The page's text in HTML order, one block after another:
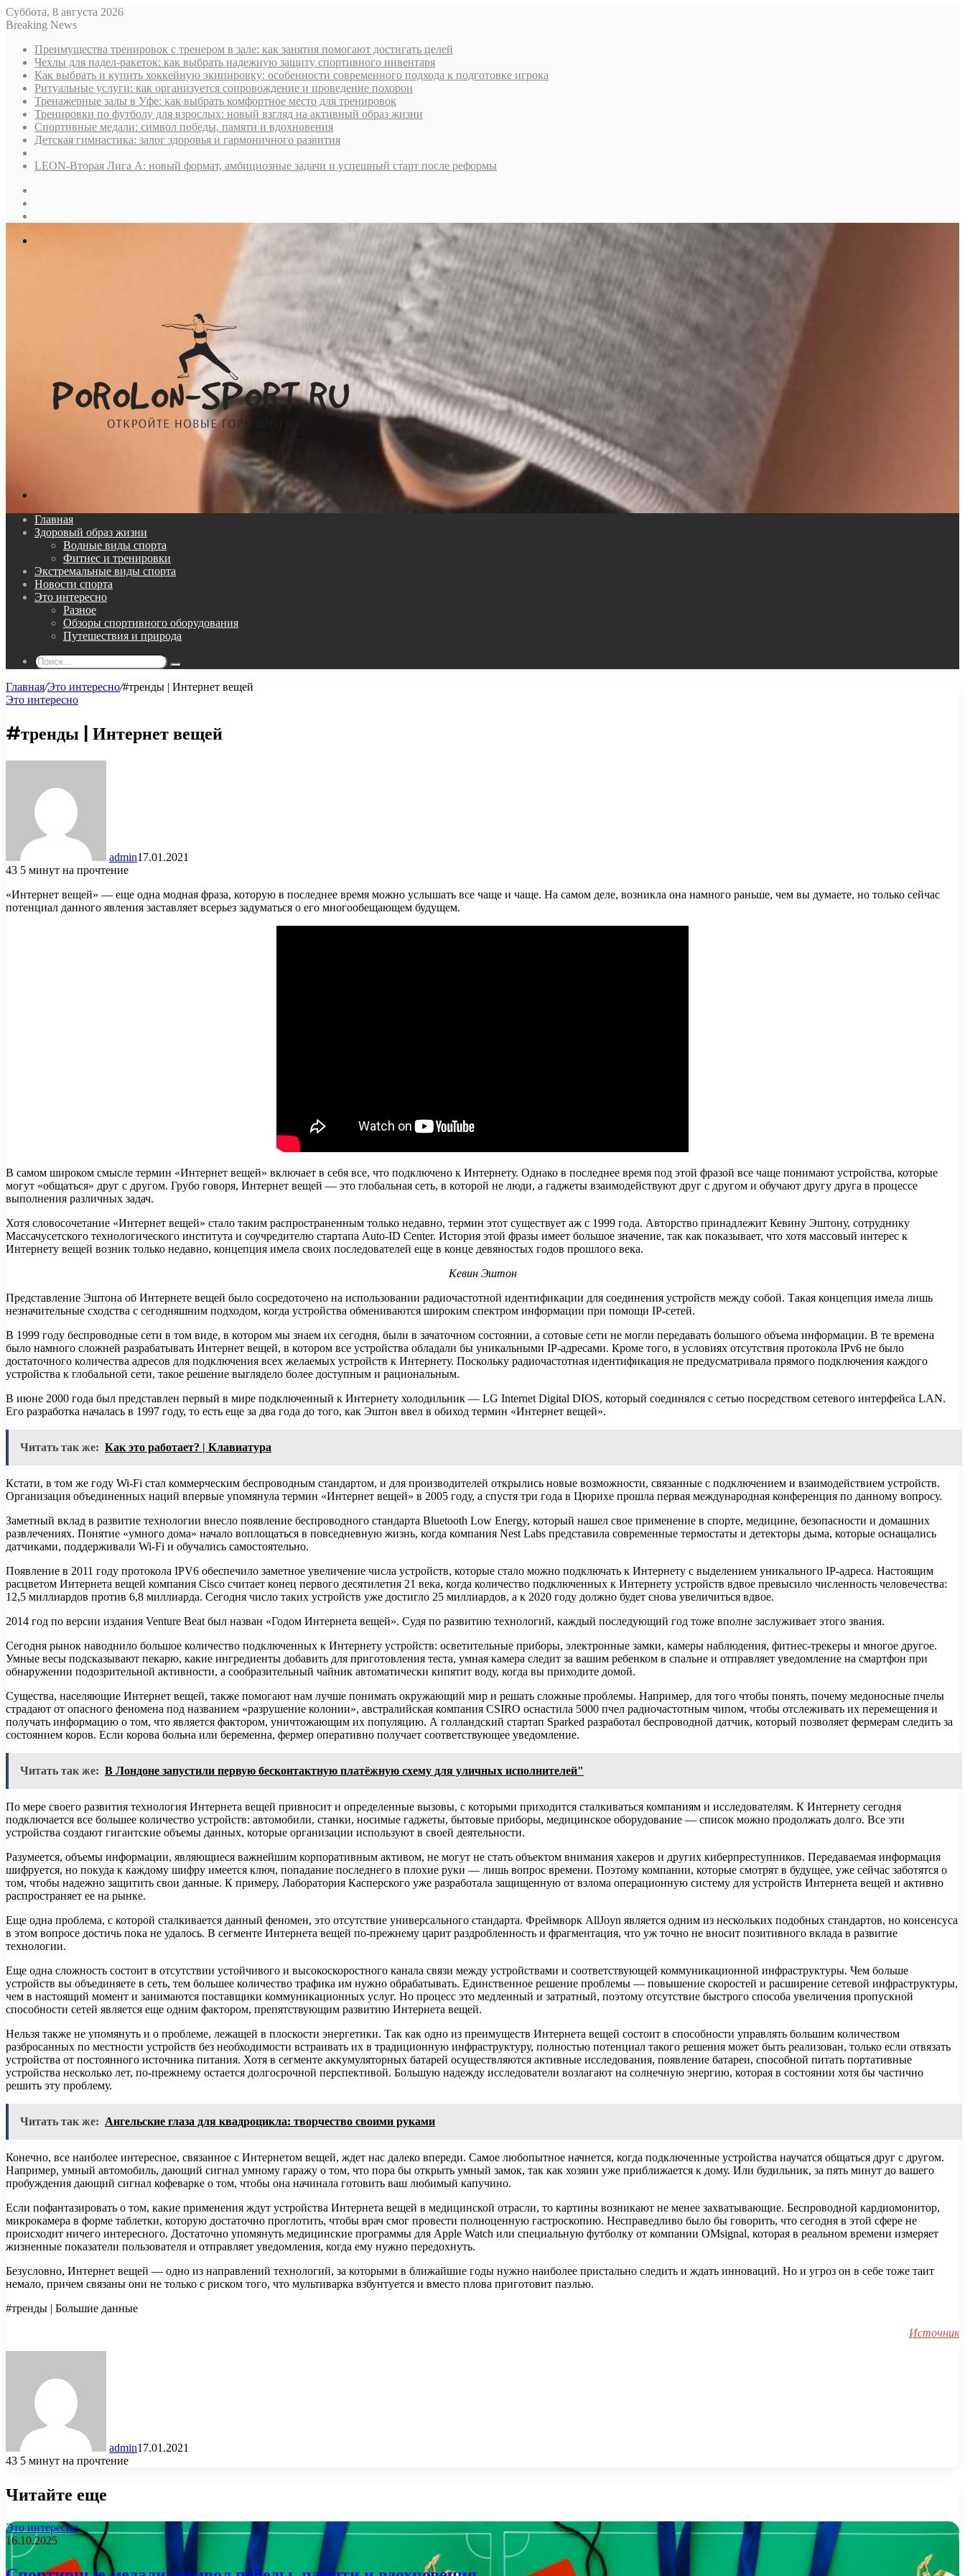
Суббота, 8 августа 2026
Breaking News
Преимущества тренировок с тренером в зале: как занятия помогают достигать целей
Чехлы для падел-ракеток: как выбрать надежную защиту спортивного инвентаря
Как выбрать и купить хоккейную экипировку: особенности современного подхода к подготовке игрока
Ритуальные услуги: как организуется сопровождение и проведение похорон
Тренажерные залы в Уфе: как выбрать комфортное место для тренировок
Тренировки по футболу для взрослых: новый взгляд на активный образ жизни
Спортивные медали: символ победы, памяти и вдохновения
Детская гимнастика: залог здоровья и гармоничного развития
LEON-Вторая Лига А: новый формат, амбициозные задачи и успешный старт после реформы
Главная
Здоровый образ жизни
Водные виды спорта
Фитнес и тренировки
Экстремальные виды спорта
Новости спорта
Это интересно
Разное
Обзоры спортивного оборудования
Путешествия и природа
Поиск...
Главная/Это интересно/#тренды | Интернет вещей
Это интересно
#тренды | Интернет вещей
admin17.01.2021
43 5 минут на прочтение
«Интернет вещей» — еще одна модная фраза, которую в последнее время можно услышать все чаще и чаще. На самом деле, возникла она намного раньше, чем вы думаете, но только сейчас
потенциал данного явления заставляет всерьез задуматься о его многообещающем будущем.
В самом широком смысле термин «Интернет вещей» включает в себя все, что подключено к Интернету. Однако в последнее время под этой фразой все чаще понимают устройства, которые
могут «общаться» друг с другом. Грубо говоря, Интернет вещей — это глобальная сеть, в которой не люди, а гаджеты взаимодействуют друг с другом и обучают другу друга в процессе
выполнения различных задач.
Хотя словосочетание «Интернет вещей» стало таким распространенным только недавно, термин этот существует аж с 1999 года. Авторство принадлежит Кевину Эштону, сотруднику
Массачусетского технологического института и соучредителю стартапа Auto-ID Center. История этой фразы имеет большое значение, так как показывает, что хотя массовый интерес к
Интернету вещей возник только недавно, концепция имела своих последователей еще в конце девяностых годов прошлого века.
Кевин Эштон
Представление Эштона об Интернете вещей было сосредоточено на использовании радиочастотной идентификации для соединения устройств между собой. Такая концепция имела лишь
незначительные сходства с сегодняшним подходом, когда устройства обмениваются широким спектром информации при помощи IP-сетей.
В 1999 году беспроводные сети в том виде, в котором мы знаем их сегодня, были в зачаточном состоянии, а сотовые сети не могли передавать большого объема информации. В те времена
было намного сложней разрабатывать Интернет вещей, в котором все устройства обладали бы уникальными IP-адресами. Кроме того, в условиях отсутствия протокола IPv6 не было
достаточного количества адресов для подключения всех желаемых устройств к Интернету. Поскольку радиочастотная идентификация не предусматривала прямого подключения каждого
устройства к глобальной сети, такое решение выглядело более доступным и рациональным.
В июне 2000 года был представлен первый в мире подключенный к Интернету холодильник — LG Internet Digital DIOS, который соединялся с сетью посредством сетевого интерфейса LAN.
Его разработка началась в 1997 году, то есть еще за два года до того, как Эштон ввел в обиход термин «Интернет вещей».
Читать так же: Как это работает? | Клавиатура
Кстати, в том же году Wi-Fi стал коммерческим беспроводным стандартом, и для производителей открылись новые возможности, связанные с подключением и взаимодействием устройств.
Организация объединенных наций впервые упомянула термин «Интернет вещей» в 2005 году, а спустя три года в Цюрихе прошла первая международная конференция по данному вопросу.
Заметный вклад в развитие технологии внесло появление беспроводного стандарта Bluetooth Low Energy, который нашел свое применение в спорте, медицине, безопасности и домашних
развлечениях. Понятие «умного дома» начало воплощаться в повседневную жизнь, когда компания Nest Labs представила современные термостаты и детекторы дыма, которые оснащались
датчиками, поддерживали Wi-Fi и обучались самостоятельно.
Появление в 2011 году протокола IPV6 обеспечило заметное увеличение числа устройств, которые стало можно подключать к Интернету с выделением уникального IP-адреса. Настоящим
расцветом Интернета вещей компания Cisco считает конец первого десятилетия 21 века, когда количество подключенных к Интернету устройств вдвое превысило численность человечества:
12,5 миллиардов против 6,8 миллиарда. Сегодня число таких устройств уже достигло 25 миллиардов, а к 2020 году должно будет снова увеличиться вдвое.
2014 год по версии издания Venture Beat был назван «Годом Интернета вещей». Судя по развитию технологий, каждый последующий год тоже вполне заслуживает этого звания.
Сегодня рынок наводнило большое количество подключенных к Интернету устройств: осветительные приборы, электронные замки, камеры наблюдения, фитнес-трекеры и многое другое.
Умные весы подсказывают пекарю, какие ингредиенты добавить для приготовления теста, умная камера следит за вашим ребенком в спальне и отправляет уведомление на смартфон при
обнаружении подозрительной активности, а сообразительный чайник автоматически кипятит воду, когда вы приходите домой.
Существа, населяющие Интернет вещей, также помогают нам лучше понимать окружающий мир и решать сложные проблемы. Например, для того чтобы понять, почему медоносные пчелы
страдают от опасного феномена под названием «разрушение колонии», австралийская компания CSIRO оснастила 5000 пчел радиочастотным чипом, чтобы отслеживать их перемещения и
получать информацию о том, что является фактором, уничтожающим их популяцию. А голландский стартап Sparked разработал беспроводной датчик, который позволяет фермерам следить за
состоянием коров. Если корова больна или беременна, фермер оперативно получает соответствующее уведомление.
Читать так же: В Лондоне запустили первую бесконтактную платёжную схему для уличных исполнителей"
По мере своего развития технология Интернета вещей привносит и определенные вызовы, с которыми приходится сталкиваться компаниям и исследователям. К Интернету сегодня
подключается все большее количество устройств: автомобили, станки, носимые гаджеты, бытовые приборы, медицинское оборудование — список можно продолжать долго. Все эти
устройства создают гигантские объемы данных, которые организации используют в своей деятельности.
Разумеется, объемы информации, являющиеся важнейшим корпоративным активом, не могут не стать объектом внимания хакеров и других киберпреступников. Передаваемая информация
шифруется, но покуда к каждому шифру имеется ключ, попадание последнего в плохие руки — лишь вопрос времени. Поэтому компании, которые смотрят в будущее, уже сейчас заботятся о
том, чтобы надежно защитить свои данные. К примеру, Лаборатория Касперского уже разработала защищенную от взлома операционную систему для устройств Интернета вещей и активно
распространяет ее на рынке.
Еще одна проблема, с которой сталкивается данный феномен, это отсутствие универсального стандарта. Фреймворк AllJoyn является одним из нескольких подобных стандартов, но консенсуса
в этом вопросе достичь пока не удалось. В сегменте Интернета вещей по-прежнему царит раздробленность и фрагментация, что уж точно не вносит позитивного вклада в развитие
технологии.
Еще одна сложность состоит в отсутствии устойчивого и высокоскоростного канала связи между устройствами и соответствующей коммуникационной инфраструктуры. Чем больше
устройств вы объединяете в сеть, тем большее количество трафика им нужно обрабатывать. Единственное решение проблемы — повышение скоростей и расширение сетевой инфраструктуры,
чем в настоящий момент и занимаются поставщики коммуникационных услуг. Но процесс это медленный и затратный, поэтому отсутствие быстрого способа увеличения пропускной
способности сетей является еще одним фактором, препятствующим развитию Интернета вещей.
Нельзя также не упомянуть и о проблеме, лежащей в плоскости энергетики. Так как одно из преимуществ Интернета вещей состоит в способности управлять большим количеством
разбросанных по местности устройств без необходимости встраивать их в традиционную инфраструктуру, полностью потенциал такого решения может быть реализован, только если отвязать
устройства от постоянного источника питания. Хотя в сегменте аккумуляторных батарей осуществляются активные исследования, появление батареи, способной питать портативные
устройства несколько лет, по-прежнему остается долгосрочной перспективой. Большую надежду исследователи возлагают на солнечную энергию, которая в состоянии хотя бы частично
решить эту проблему.
Читать так же: Ангельские глаза для квадроцикла: творчество своими руками
Конечно, все наиболее интересное, связанное с Интернетом вещей, ждет нас далеко впереди. Самое любопытное начнется, когда подключенные устройства научатся общаться друг с другом.
Например, умный автомобиль, дающий сигнал умному гаражу о том, что пора бы открыть умный замок, так как хозяин уже приближается к дому. Или будильник, за пять минут до вашего
пробуждения дающий сигнал кофеварке о том, чтобы она начинала готовить ваш любимый капучино.
Если пофантазировать о том, какие применения ждут устройства Интернета вещей в медицинской отрасли, то картины возникают не менее захватывающие. Беспроводной кардиомонитор,
микрокамера в форме таблетки, которую достаточно проглотить, чтобы врач смог провести полноценную гастроскопию. Несправедливо было бы говорить, что сегодня в этой сфере не
происходит ничего интересного. Достаточно упомянуть медицинские программы для Apple Watch или специальную футболку от компании OMsignal, которая в реальном времени измеряет
жизненные показатели пользователя и отправляет уведомления, когда ему нужно передохнуть.
Безусловно, Интернет вещей — одно из направлений технологий, за которыми в ближайшие годы нужно наиболее пристально следить и ждать инноваций. Но и угроз он в себе тоже таит
немало, причем связаны они не только с риском того, что мультиварка взбунтуется и вместо плова приготовит паэлью.
#тренды | Большие данные
Источник
admin17.01.2021
43 5 минут на прочтение
Читайте еще
Это интересно
16.10.2025